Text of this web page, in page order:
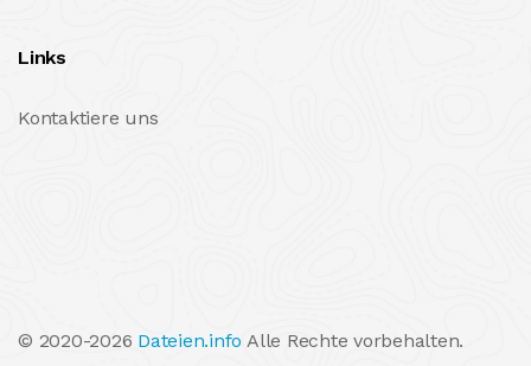
Links
Kontaktiere uns
© 2020-2026 Dateien.info Alle Rechte vorbehalten.